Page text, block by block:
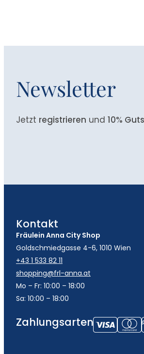
Newsletter
Jetzt registrieren und 10%
Kontakt
Fräulein Anna City Shop
Goldschmiedgasse 4-6, 1010 Wien
+43 1 533 82 11
shopping@frl-anna.at
Mo – Fr: 10:00 – 18:00
Sa: 10:00 – 18:00
Zahlungsarten